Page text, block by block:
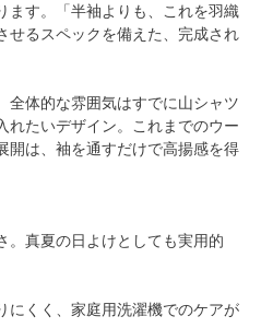
ます。「半袖よりも、これを羽織
せるスペックを備えた、完成され
全体的な雰囲気はすでに山シャツ
れたいデザイン。これまでのウー
開は、袖を通すだけで高揚感を得
。真夏の日よけとしても実用的
にくく、家庭用洗濯機でのケアが